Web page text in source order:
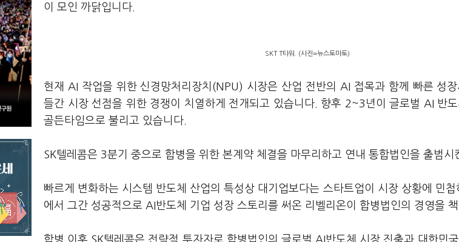
이 모인 까닭입니다.
SKT T타워. (사진=뉴스토마토)
현재 AI 작업을 위한 신경망처리장치(NPU) 시장은 산업 전반의 AI 접목과 함께 빠른 성
들간 시장 선점을 위한 경쟁이 치열하게 전개되고 있습니다. 향후 2~3년이 글로벌 AI 반
골든타임으로 불리고 있습니다.
SK텔레콤은 3분기 중으로 합병을 위한 본계약 체결을 마무리하고 연내 통합법인을 출범시
빠르게 변화하는 시스템 반도체 산업의 특성상 대기업보다는 스타트업이 시장 상황에 민
에서 그간 성공적으로 AI반도체 기업 성장 스토리를 써온 리벨리온이 합병법인의 경영을
합병 이후 SK텔레콤은 전략적 투자자로 합병법인의 글로벌 AI반도체 시장 진출과 대한민